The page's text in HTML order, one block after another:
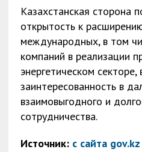
Казахстанская сторона
открытость к
международных, в том
компаний в реализации
энергетическом секторе,
заинтересованность в
взаимовыгодного и
сотрудничества.
Источник: с сайта gov.kz